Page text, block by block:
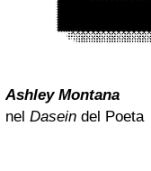
Ashley Montana
nel Dasein del Poeta